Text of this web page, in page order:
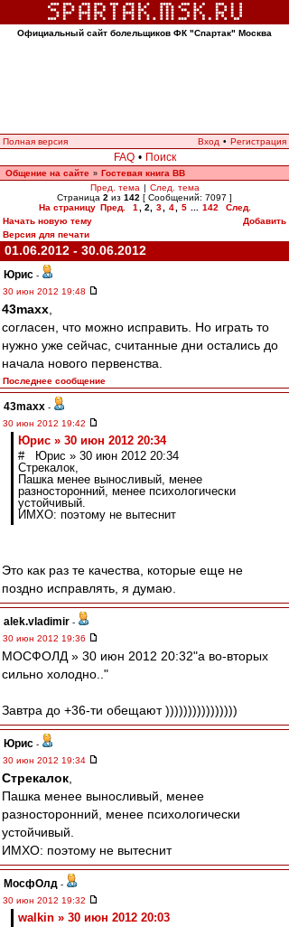
Официальный сайт болельщиков ФК "Спартак" Москва
Полная версия Вход • Регистрация
FAQ • Поиск
Общение на сайте » Гостевая книга ВВ
Пред. тема | След. тема
Страница 2 из 142 [ Сообщений: 7097 ]
На страницу Пред. 1 2 3 4 5 142
След.
Начать новую тему
Добавить
Версия для печати
01.06.2012 - 30.06.2012
Юрис -
30 июн 2012 19:48
43maxx
согласен, что можно исправить. Но играть то
нужно уже сейчас, считанные дни остались до
начала нового первенства.
Последнее сообщение
43maxx -
30 июн 2012 19:42
Юрис » 30 июн 2012 20:34
# Юрис » 30 июн 2012 20:34
Стрекалок,
Пашка менее выносливый, менее
разносторонний, менее психологически
устойчивый.
ИМХО: поэтому не вытеснит
Это как раз те качества, которые еще не
поздно исправлять, я думаю.
alek.vladimir -
30 июн 2012 19:36
МОСФОЛД » 30 июн 2012 20:32"а во-вторых
сильно холодно.."
Завтра до +36-ти обещают ))))))))))))))))
Юрис -
30 июн 2012 19:34
Стрекалок
Пашка менее выносливый, менее
разносторонний, менее психологически
устойчивый.
ИМХО: поэтому не вытеснит
МосфОлд -
30 июн 2012 19:32
walkin » 30 июн 2012 20:03